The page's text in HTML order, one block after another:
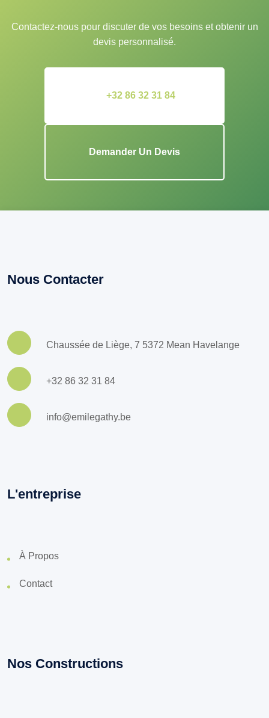
Contactez-nous pour discuter de vos besoins et obtenir un
devis personnalisé.
+32 86 32 31 84
Demander Un Devis
Nous Contacter
Chaussée de Liège, 7 5372 Mean Havelange
+32 86 32 31 84
info@emilegathy.be
L'entreprise
À Propos
Contact
Nos Constructions